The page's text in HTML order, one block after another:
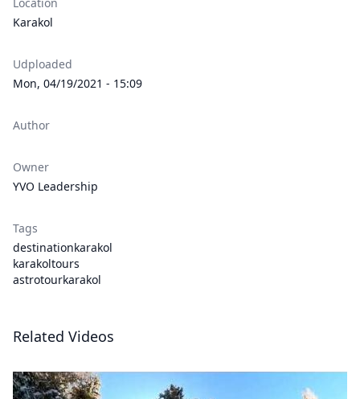
Karakol
Udploaded
Mon, 04/19/2021 - 15:09
Author
Owner
YVO Leadership
Tags
destinationkarakol
karakoltours
astrotourkarakol
Related Videos